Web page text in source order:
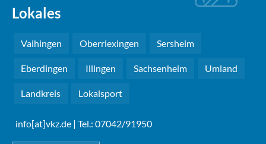
Lokales
Vaihingen Oberriexingen Sersheim
Eberdingen Illingen Sachsenheim Umland
Landkreis Lokalsport
info[at]vkz.de | Tel.: 07042/91950